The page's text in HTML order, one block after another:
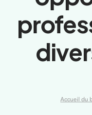
Accueil du